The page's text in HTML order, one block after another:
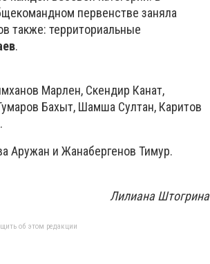
первенстве заняла
также: территориальные
.
Марлен, Скендир Канат,
Бахыт, Шамша Султан, Каритов
Аружан и Жанабергенов Тимур.
Лилиана Штогрина
об этом редакции